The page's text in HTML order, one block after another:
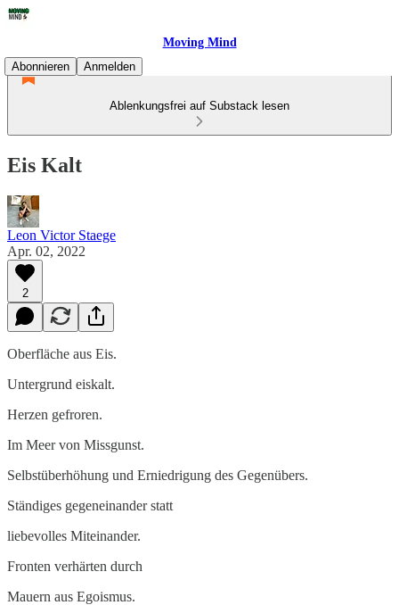
Moving Mind
Abonnieren
Anmelden
Ablenkungsfrei auf Substack lesen
Eis Kalt
Leon Victor Staege
Apr. 02, 2022
2
Oberfläche aus Eis.
Untergrund eiskalt.
Herzen gefroren.
Im Meer von Missgunst.
Selbstüberhöhung und Erniedrigung des Gegenübers.
Ständiges gegeneinander statt
liebevolles Miteinander.
Fronten verhärten durch
Mauern aus Egoismus.